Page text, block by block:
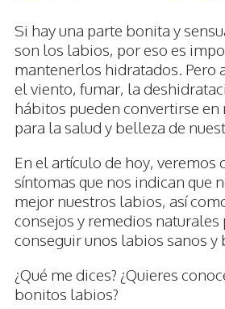
Si hay una parte bonita y
son los labios, por eso es
mantenerlos hidratados. Pero
el viento, fumar, la
hábitos pueden convertirse
para la salud y belleza de
En el artículo de hoy, veremos
síntomas que nos indican que
mejor nuestros labios, así
consejos y remedios
conseguir unos labios sanos
¿Qué me dices? ¿Quieres
bonitos labios?